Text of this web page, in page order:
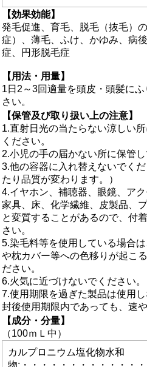
【効果効能】
発毛促進、育毛、脱毛（抜毛）
症）、薄毛、ふけ、かゆみ、病
症、円形脱毛症
【用法・用量】
1日2～3回適量を頭皮・頭髪に
さい。
【保管及び取り扱い上の注意】
1.直射日光の当たらない涼しい
ください。
2.小児の手の届かない所に保管し
3.他の容器に入れ替えないでく
たり品質が変わります。）
4.イヤホン、補聴器、眼鏡、ア
家具、床、化学繊維、皮製品、
と変質することがあるので、付
さい。
5.染毛料等を使用している場合
や枕カバー等への色移りが起こ
ださい。
6.火気に近づけないでください。
7.使用期限を過ぎた製品は使用
封後使用期限内であっても、速
【成分・分量】
（100ｍＬ中）
カルプロニウム塩化物水和
物:・・・・・・・・・・・・